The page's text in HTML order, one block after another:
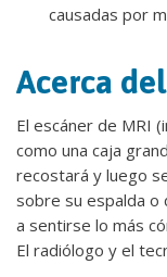
causadas por
Acerca
El escáner de MRI
como una caja
recostará y luego
sobre su espalda o
a sentirse lo más
El radiólogo y el